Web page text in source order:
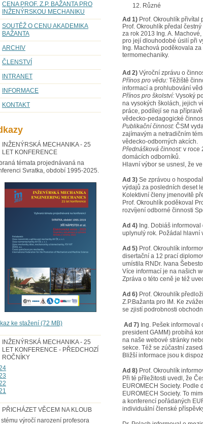
CENA PROF. Z.P. BAŽANTA PRO
INŽENÝRSKOU MECHANIKU
SOUTĚŽ O CENU AKADEMIKA
BAŽANTA
ARCHIV
ČLENSTVÍ
INTRANET
INFORMACE
KONTAKT
INŽENÝRSKÁ MECHANIKA - 25
LET KONFERENCE
témata projednávaná na
Svratka, období 1995-2025.
ke stažení (72 MB)
INŽENÝRSKÁ MECHANIKA - 25
LET KONFERENCE - PŘEDCHOZÍ
ROČNÍKY
PŘICHÁZET VĚCEM NA KLOUB
stému výročí narození profesora
Různé
Ad 1) Prof. Okrouhlík přivítal
Prof. Okrouhlík předal
za rok 2013 Ing. A.
pro její dlouhodobé úsilí při
Ing. Machová poděkovala
termomechaniky.
Ad 2) Výroční zprávu o
Přínos pro vědu: Těžiště
informací a prohlubování
Přínos pro školství: Vysoký
na vysokých školách, jejich
práce, podílejí se na
vědecko-pedagogické
Publikační činnost: ČSM
zajímavým a netradičním
vědecko-odborných akcích.
Přednášková činnost: v roce
domácích odborníků.
Hlavní výbor se usnesl, že
Ad 3) Se zprávou o
výdajů za posledních deset
Kolektivní členy jmenovitě
Prof. Okrouhlík poděkoval
rozvíjení odborné činnosti
Ad 4) Ing. Dobiáš
uplynulý rok. Požádal hlavní
Ad 5) Prof. Okrouhlík
disertační a 12 prací
umístila RNDr. Ivana
Více informací je na našich
Zpráva o této ceně je též
Ad 6) Prof. Okrouhlík
Z.P.Bažanta pro IM. Ke
se zjistí podrobnosti
Ad 7) Ing. Pešek
president GAMM) probíhá
na naše webové stránky
sekce. Též se zúčastní
Bližší informace jsou k
Ad 8) Prof. Okrouhlík
Při té příležitosti uvedl, že
EUROMECH Society.
EUROMECH Society. To
a konferencí pořádaných
individuální členské